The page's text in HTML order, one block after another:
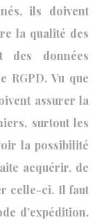
ils doivent
la qualité des
données
RGPD. Vu que
assurer la
surtout les
la possibilité
acquérir, de
celle-ci. Il faut
d’expédition.